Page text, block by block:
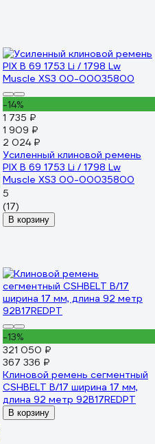
-14%
1 735 ₽
1 909 ₽
2 024 ₽
Усиленный клиновой ремень
PIX B 69 1753 Li / 1798 Lw
Muscle XS3 00-00035800
5
(17)
В корзину
-13%
321 050 ₽
367 336 ₽
Клиновой ремень сегментный
CSHBELT B/17 ширина 17 мм,
длина 92 метр 92B17REDPT
В корзину